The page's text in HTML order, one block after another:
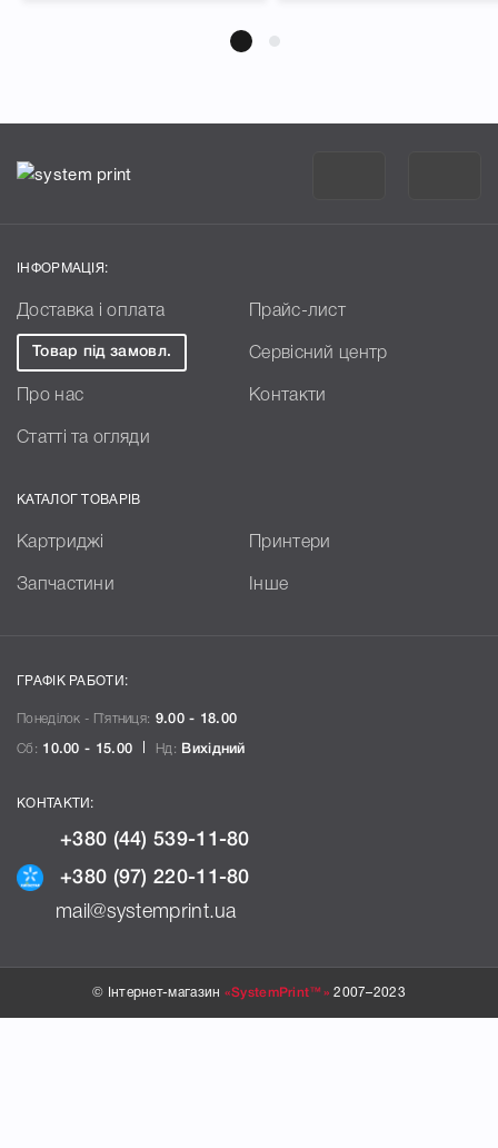
ІНФОРМАЦІЯ:
Доставка і оплата Прайс-лист
Товар під замовл. Сервісний центр
Про нас Контакти
Статті та огляди
КАТАЛОГ ТОВАРІВ
Картриджі Принтери
Запчастини Інше
ГРАФІК РАБОТИ:
Понеділок - П`ятниця: 9.00 - 18.00
Сб: 10.00 - 15.00 Нд: Вихідний
КОНТАКТИ:
+380 (44) 539-11-80
+380 (97) 220-11-80
mail@systemprint.ua
© Інтернет-магазин «SystemPrint™» 2007–2023